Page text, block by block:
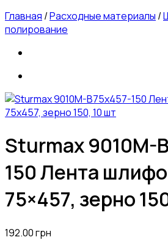
Главная /Расходные материалы /
полирование
Sturmax 9010M-
150 Лента
75×457, зерно
192.00грн